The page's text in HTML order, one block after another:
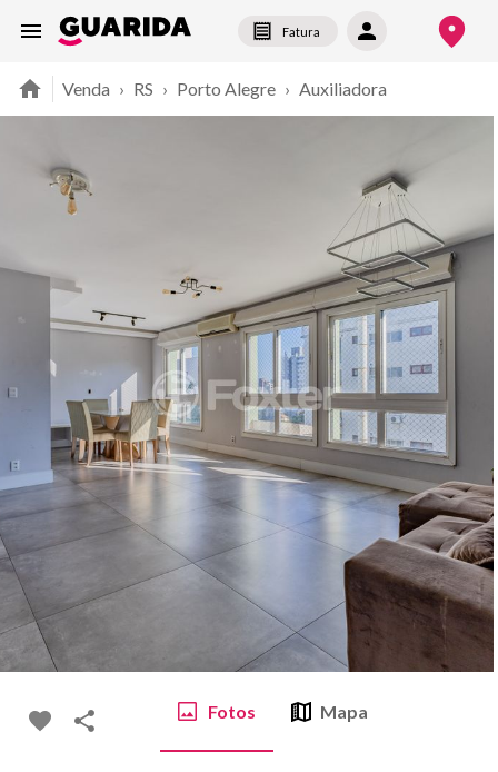
Fatura
Venda › RS › Porto Alegre › Auxiliadora
Fotos Mapa